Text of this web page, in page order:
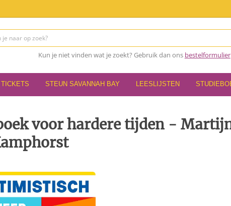
Kun je niet vinden wat je zoekt? Gebruik dan ons bestelformulier
TICKETS STEUN SAVANNAH BAY LEESLIJSTEN
voor hardere tijden -